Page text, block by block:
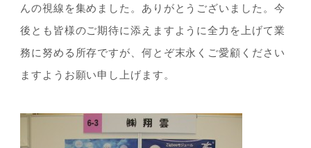
んの視線を集めました。ありがとうございました。今
後とも皆様のご期待に添えますように全力を上げて業
務に努める所存ですが、何とぞ末永くご愛顧ください
ますようお願い申し上げます。